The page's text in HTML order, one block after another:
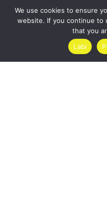
We use cookies to ensure
website. If you continue to
that you
Labi